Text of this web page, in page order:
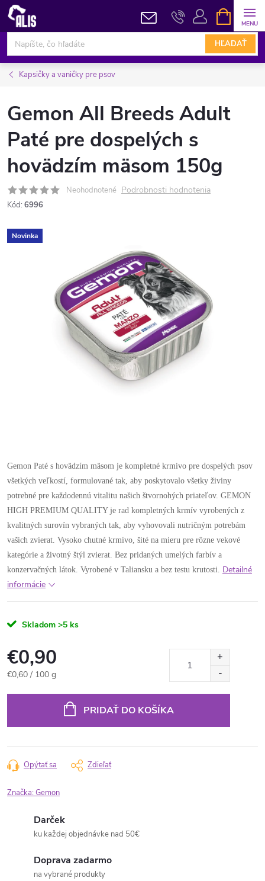
Prejsť
obsah
HĽADAŤ
KOŠÍK
Kapsičky a vaničky pre psov
Gemon All Breeds Adult
Paté pre dospelých s
hovädzím mäsom 150g
Neohodnotené Podrobnosti hodnotenia
Kód: 6996
Novinka
Gemon Paté s hovädzím mäsom je kompletné krmivo pre dospelých psov
všetkých veľkostí, formulované tak, aby poskytovalo všetky živiny
potrebné pre každodennú vitalitu našich štvornohých priateľov. GEMON
HIGH PREMIUM QUALITY je rad kompletných krmív vyrobených z
kvalitných surovín vybraných tak, aby vyhovovali nutričným potrebám
vašich zvierat. Vysoko chutné krmivo, šité na mieru pre rôzne vekové
kategórie a životný štýl zvierat. Bez pridaných umelých farbív a
konzervačných látok. Vyrobené v Taliansku a bez testu krutosti. Detailné
informácie
Skladom >5 ks
€0,90
Jednotková
€0,60 / 100 g
PRIDAŤ DO KOŠÍKA
Opýtať sa Zdieľať
Značka:Gemon
Darček
ku každej objednávke nad 50€
Doprava zadarmo
na vybrané produkty